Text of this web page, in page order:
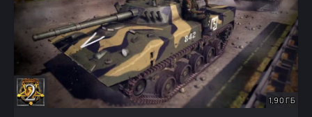
1,90 ГБ